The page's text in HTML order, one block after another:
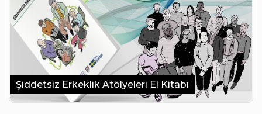
Şiddetsiz Erkeklik Atölyeleri El Kitabı